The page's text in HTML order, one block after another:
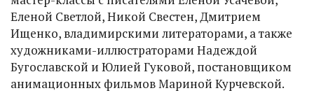
Еленой Светлой, Никой Свестен, Дмитрием
Ищенко, владимирскими литераторами, а также
художниками-иллюстраторами Надеждой
Бугославской и Юлией Гуковой, постановщиком
анимационных фильмов Мариной Курчевской.